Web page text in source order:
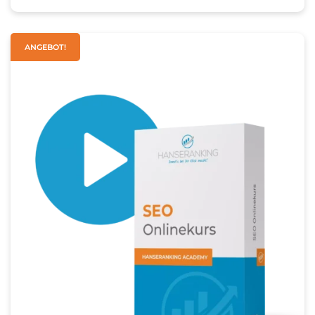
ANGEBOT!